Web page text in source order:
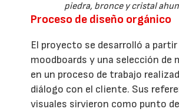
piedra, bronce y cristal
Proceso de diseño orgánico
El proyecto se desarrolló a partir
moodboards y una selección de
en un proceso de trabajo
diálogo con el cliente. Sus
visuales sirvieron como punto